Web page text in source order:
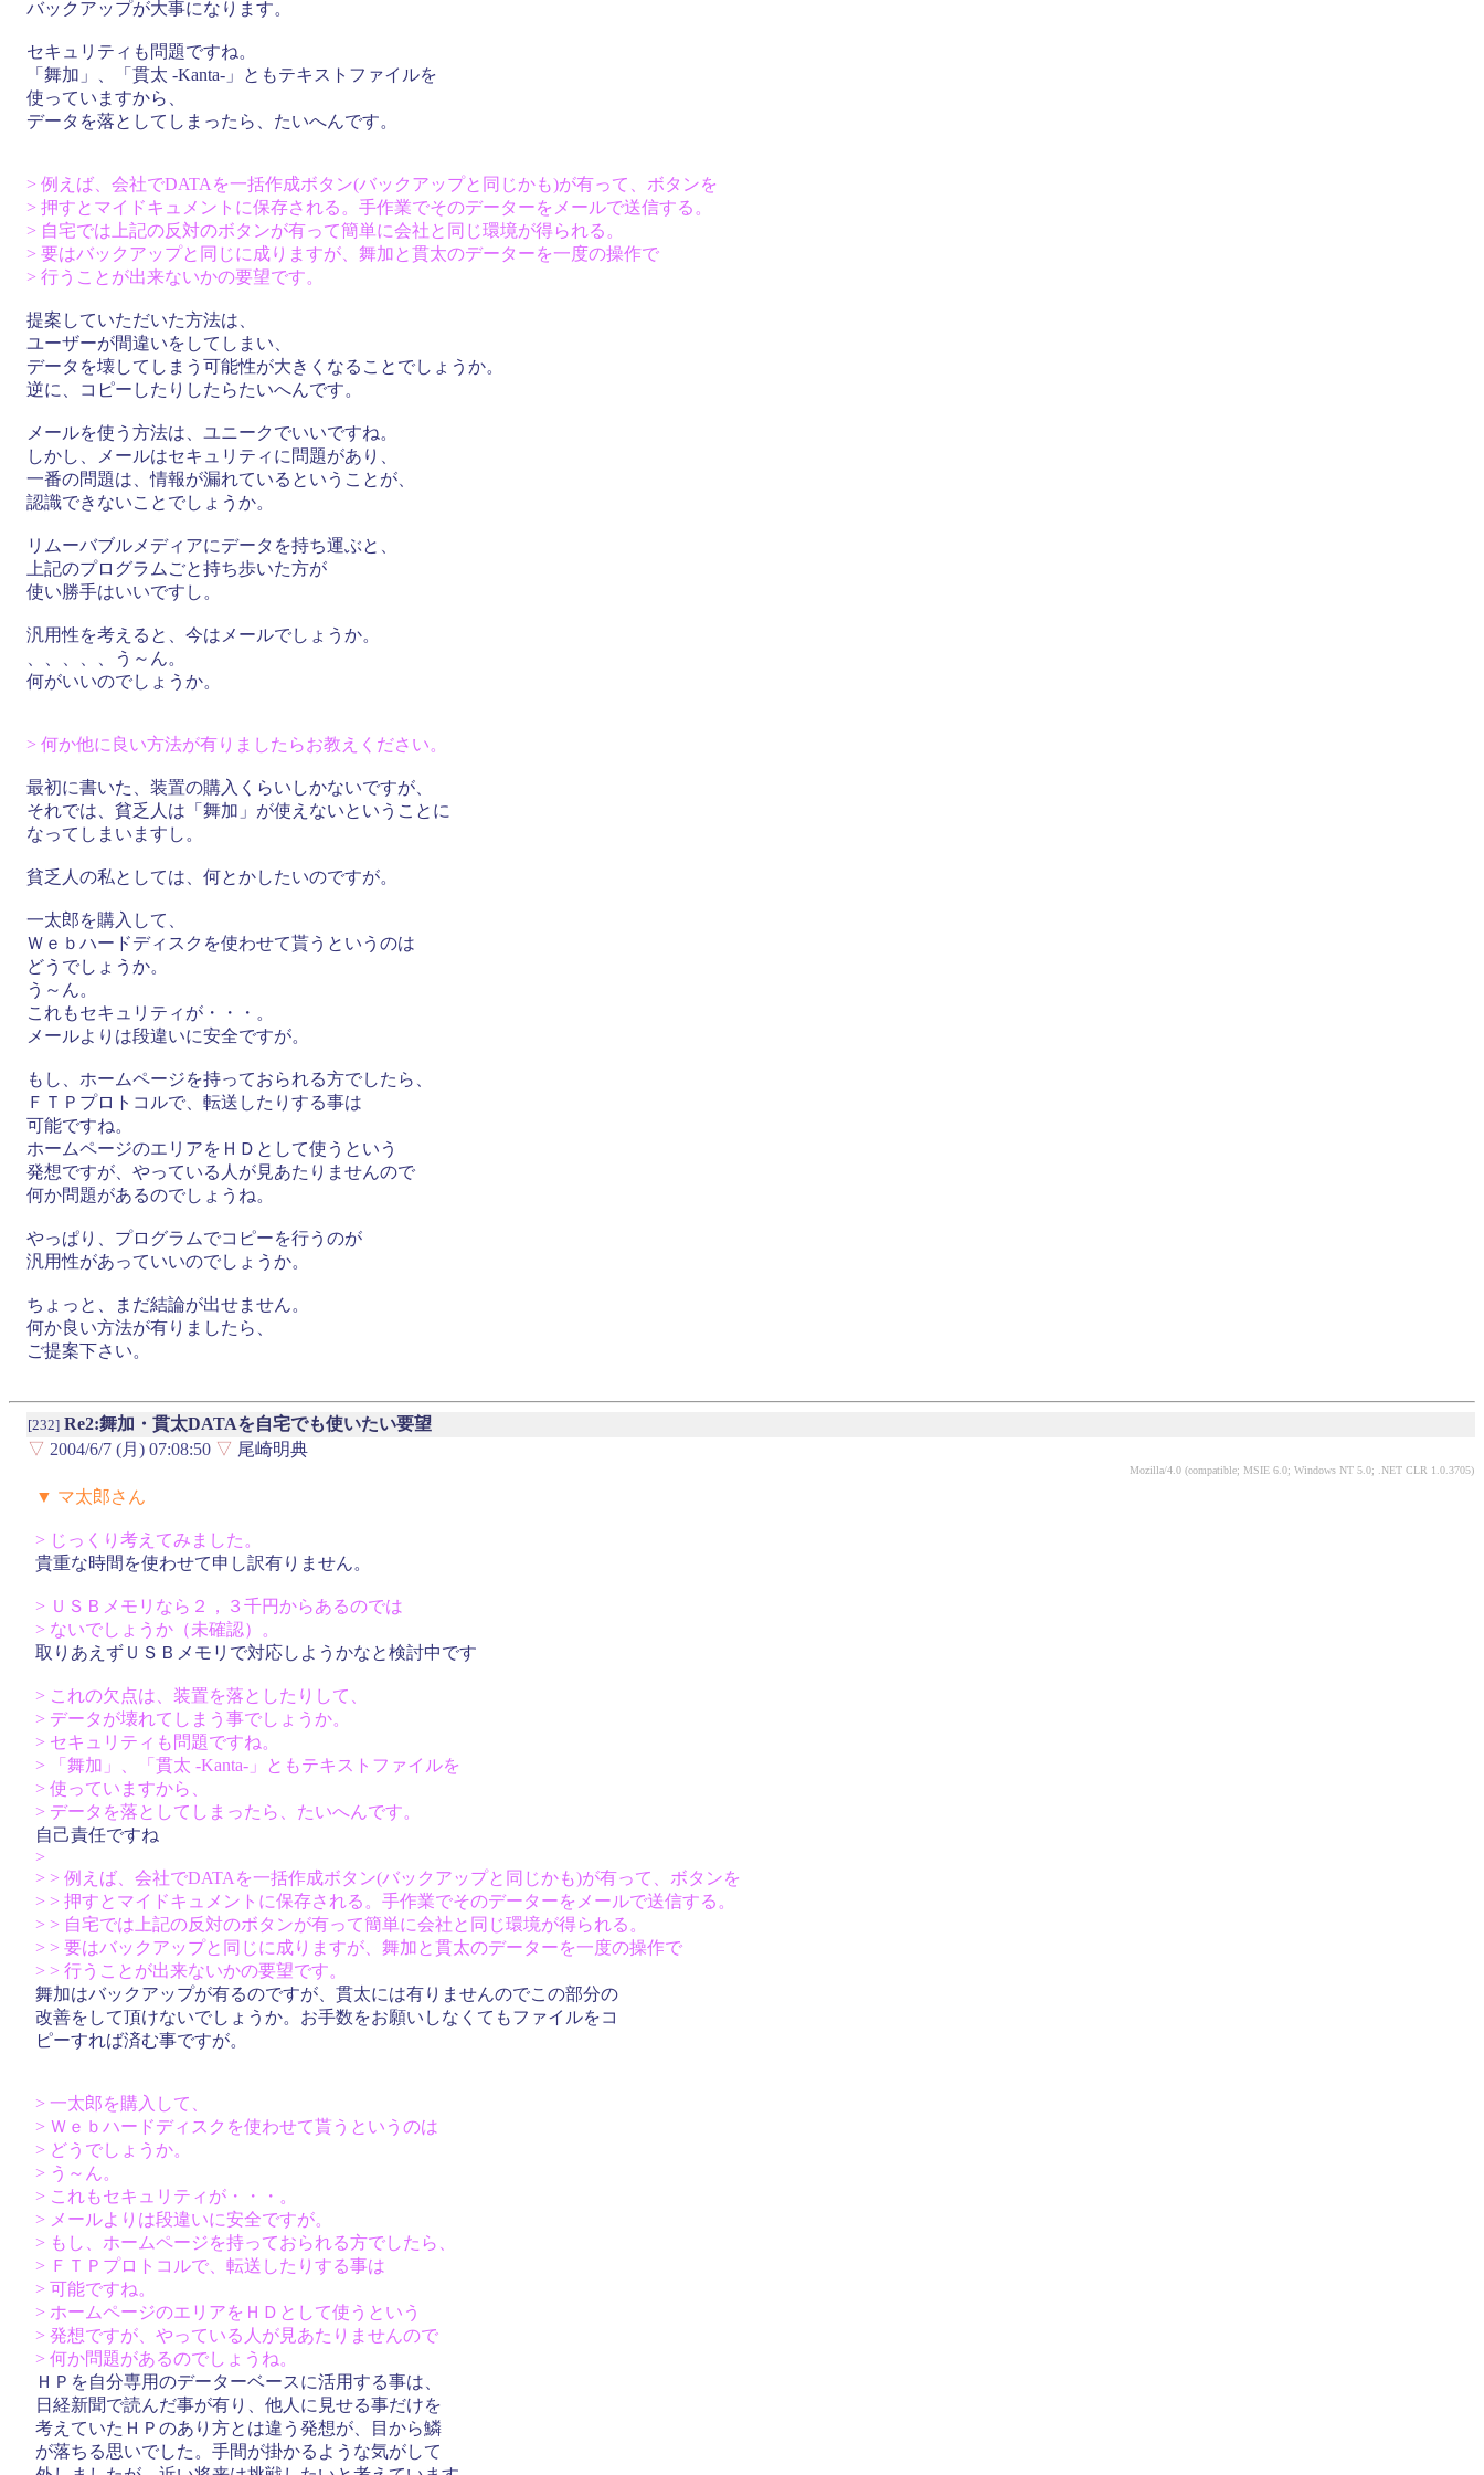
バックアップが大事になります。
セキュリティも問題ですね。
「舞加」、「貫太 -Kanta-」ともテキストファイルを
使っていますから、
データを落としてしまったら、たいへんです。
> 例えば、会社でDATAを一括作成ボタン(バックアップと同じかも)が有って、ボタンを
> 押すとマイドキュメントに保存される。手作業でそのデーターをメールで送信する。
> 自宅では上記の反対のボタンが有って簡単に会社と同じ環境が得られる。
> 要はバックアップと同じに成りますが、舞加と貫太のデーターを一度の操作で
> 行うことが出来ないかの要望です。
提案していただいた方法は、
ユーザーが間違いをしてしまい、
データを壊してしまう可能性が大きくなることでしょうか。
逆に、コピーしたりしたらたいへんです。
メールを使う方法は、ユニークでいいですね。
しかし、メールはセキュリティに問題があり、
一番の問題は、情報が漏れているということが、
認識できないことでしょうか。
リムーバブルメディアにデータを持ち運ぶと、
上記のプログラムごと持ち歩いた方が
使い勝手はいいですし。
汎用性を考えると、今はメールでしょうか。
、、、、、う～ん。
何がいいのでしょうか。
> 何か他に良い方法が有りましたらお教えください。
最初に書いた、装置の購入くらいしかないですが、
それでは、貧乏人は「舞加」が使えないということに
なってしまいますし。
貧乏人の私としては、何とかしたいのですが。
一太郎を購入して、
Ｗｅｂハードディスクを使わせて貰うというのは
どうでしょうか。
う～ん。
これもセキュリティが・・・。
メールよりは段違いに安全ですが。
もし、ホームページを持っておられる方でしたら、
ＦＴＰプロトコルで、転送したりする事は
可能ですね。
ホームページのエリアをＨＤとして使うという
発想ですが、やっている人が見あたりませんので
何か問題があるのでしょうね。
やっぱり、プログラムでコピーを行うのが
汎用性があっていいのでしょうか。
ちょっと、まだ結論が出せません。
何か良い方法が有りましたら、
ご提案下さい。
[232] Re2:舞加・貫太DATAを自宅でも使いたい要望
▽ 2004/6/7 (月) 07:08:50 ▽ 尾崎明典
Mozilla/4.0 (compatible; MSIE 6.0; Windows NT 5.0; .NET CLR 1.0.3705)
▼ マ太郎さん
> じっくり考えてみました。
貴重な時間を使わせて申し訳有りません。
> ＵＳＢメモリなら２，３千円からあるのでは
> ないでしょうか（未確認）。
取りあえずＵＳＢメモリで対応しようかなと検討中です
> これの欠点は、装置を落としたりして、
> データが壊れてしまう事でしょうか。
> セキュリティも問題ですね。
> 「舞加」、「貫太 -Kanta-」ともテキストファイルを
> 使っていますから、
> データを落としてしまったら、たいへんです。
自己責任ですね
>
> > 例えば、会社でDATAを一括作成ボタン(バックアップと同じかも)が有って、ボタンを
> > 押すとマイドキュメントに保存される。手作業でそのデーターをメールで送信する。
> > 自宅では上記の反対のボタンが有って簡単に会社と同じ環境が得られる。
> > 要はバックアップと同じに成りますが、舞加と貫太のデーターを一度の操作で
> > 行うことが出来ないかの要望です。
舞加はバックアップが有るのですが、貫太には有りませんのでこの部分の
改善をして頂けないでしょうか。お手数をお願いしなくてもファイルをコ
ピーすれば済む事ですが。
> 一太郎を購入して、
> Ｗｅｂハードディスクを使わせて貰うというのは
> どうでしょうか。
> う～ん。
> これもセキュリティが・・・。
> メールよりは段違いに安全ですが。
> もし、ホームページを持っておられる方でしたら、
> ＦＴＰプロトコルで、転送したりする事は
> 可能ですね。
> ホームページのエリアをＨＤとして使うという
> 発想ですが、やっている人が見あたりませんので
> 何か問題があるのでしょうね。
ＨＰを自分専用のデーターベースに活用する事は、
日経新聞で読んだ事が有り、他人に見せる事だけを
考えていたＨＰのあり方とは違う発想が、目から鱗
が落ちる思いでした。手間が掛かるような気がして